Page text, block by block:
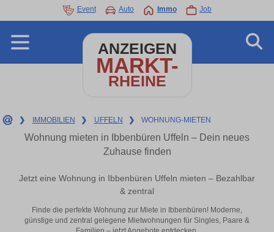
Event Auto Immo Job
ANZEIGEN
MARKT-
RHEINE
❯ IMMOBILIEN ❯ UFFELN ❯ WOHNUNG-MIETEN
Wohnung mieten in Ibbenbüren Uffeln – Dein neues
Zuhause finden
Jetzt eine Wohnung in Ibbenbüren Uffeln mieten – Bezahlbar
& zentral
Finde die perfekte Wohnung zur Miete in Ibbenbüren! Moderne,
günstige und zentral gelegene Mietwohnungen für Singles, Paare &